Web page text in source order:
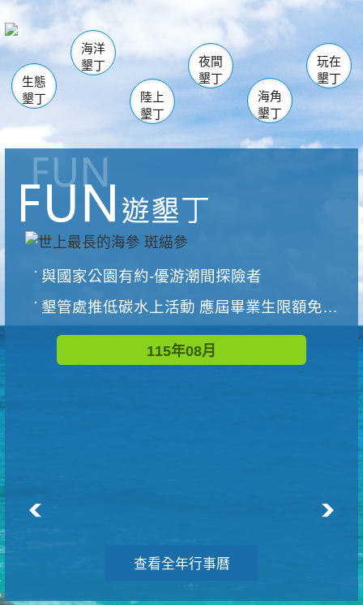
南仁湖
海生館
恆春 佳樂水
龍鑾潭自然中心 森林遊樂區
瓊麻館
關山 墾管處遊客中心
社頂公園 風吹沙
船帆石
白砂 龍磐公園
香蕉灣
砂島
鵝鑾鼻
生態
墾丁
海洋
墾丁
陸上
墾丁
夜間
墾丁
海角
墾丁
玩在
墾丁
與國家公園有約-優游潮間探險者
墾管處推低碳水上活動 應屆畢業生限額免費參加
115年08月
查看全年行事曆